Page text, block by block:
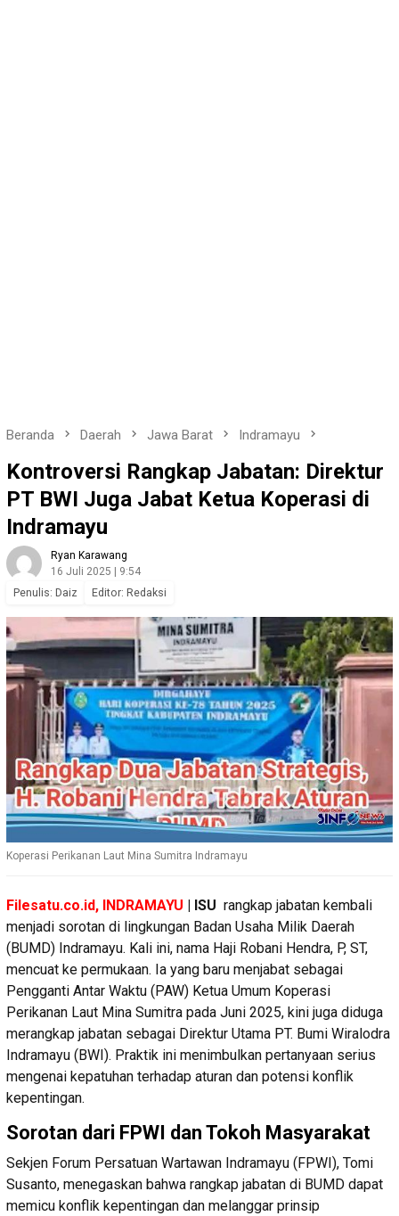
Beranda Daerah Jawa Barat Indramayu
Kontroversi Rangkap Jabatan: Direktur
PT BWI Juga Jabat Ketua Koperasi di
Indramayu
Ryan Karawang
16 Juli 2025 | 9:54
Penulis: Daiz Editor: Redaksi
Koperasi Perikanan Laut Mina Sumitra Indramayu
Filesatu.co.id, INDRAMAYU | ISU rangkap jabatan kembali
menjadi sorotan di lingkungan Badan Usaha Milik Daerah
(BUMD) Indramayu. Kali ini, nama Haji Robani Hendra, P, ST,
mencuat ke permukaan. Ia yang baru menjabat sebagai
Pengganti Antar Waktu (PAW) Ketua Umum Koperasi
Perikanan Laut Mina Sumitra pada Juni 2025, kini juga diduga
merangkap jabatan sebagai Direktur Utama PT. Bumi Wiralodra
Indramayu (BWI). Praktik ini menimbulkan pertanyaan serius
mengenai kepatuhan terhadap aturan dan potensi konflik
kepentingan.
Sorotan dari FPWI dan Tokoh Masyarakat
Sekjen Forum Persatuan Wartawan Indramayu (FPWI), Tomi
Susanto, menegaskan bahwa rangkap jabatan di BUMD dapat
memicu konflik kepentingan dan melanggar prinsip